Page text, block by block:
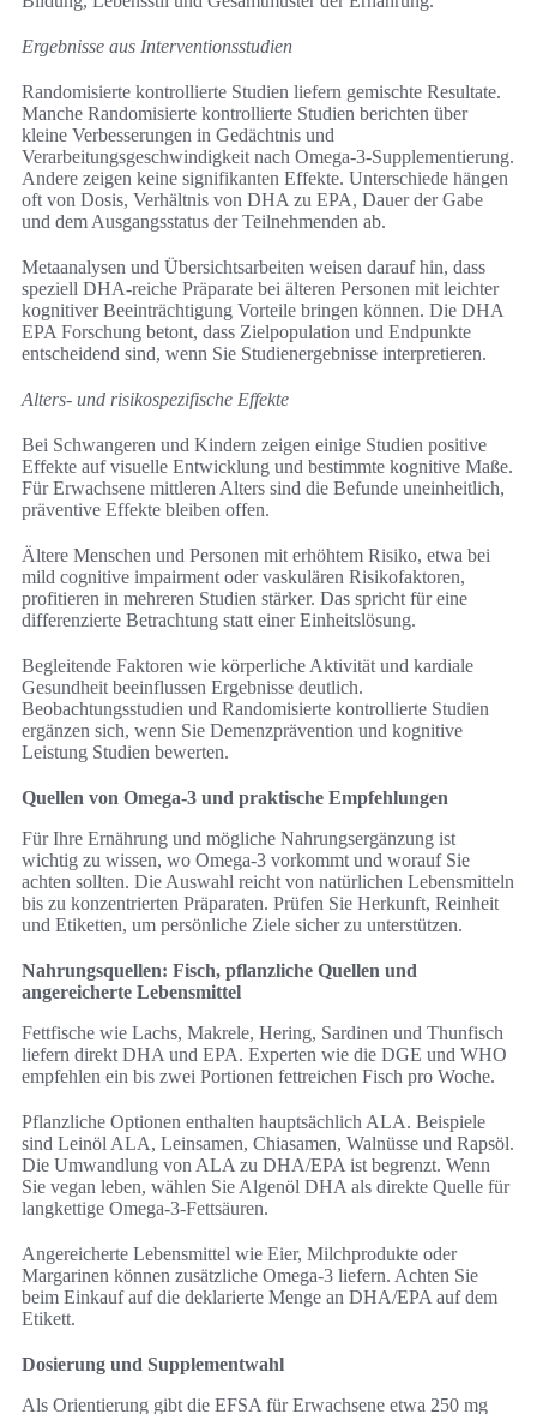
Ergebnisse aus Interventionsstudien
Randomisierte kontrollierte Studien liefern gemischte Resultate.
Manche Randomisierte kontrollierte Studien berichten über
kleine Verbesserungen in Gedächtnis und
Verarbeitungsgeschwindigkeit nach Omega-3-Supplementierung.
Andere zeigen keine signifikanten Effekte. Unterschiede hängen
oft von Dosis, Verhältnis von DHA zu EPA, Dauer der Gabe
und dem Ausgangsstatus der Teilnehmenden ab.
Metaanalysen und Übersichtsarbeiten weisen darauf hin, dass
speziell DHA-reiche Präparate bei älteren Personen mit leichter
kognitiver Beeinträchtigung Vorteile bringen können. Die DHA
EPA Forschung betont, dass Zielpopulation und Endpunkte
entscheidend sind, wenn Sie Studienergebnisse interpretieren.
Alters- und risikospezifische Effekte
Bei Schwangeren und Kindern zeigen einige Studien positive
Effekte auf visuelle Entwicklung und bestimmte kognitive Maße.
Für Erwachsene mittleren Alters sind die Befunde uneinheitlich,
präventive Effekte bleiben offen.
Ältere Menschen und Personen mit erhöhtem Risiko, etwa bei
mild cognitive impairment oder vaskulären Risikofaktoren,
profitieren in mehreren Studien stärker. Das spricht für eine
differenzierte Betrachtung statt einer Einheitslösung.
Begleitende Faktoren wie körperliche Aktivität und kardiale
Gesundheit beeinflussen Ergebnisse deutlich.
Beobachtungsstudien und Randomisierte kontrollierte Studien
ergänzen sich, wenn Sie Demenzprävention und kognitive
Leistung Studien bewerten.
Quellen von Omega-3 und praktische Empfehlungen
Für Ihre Ernährung und mögliche Nahrungsergänzung ist
wichtig zu wissen, wo Omega-3 vorkommt und worauf Sie
achten sollten. Die Auswahl reicht von natürlichen Lebensmitteln
bis zu konzentrierten Präparaten. Prüfen Sie Herkunft, Reinheit
und Etiketten, um persönliche Ziele sicher zu unterstützen.
Nahrungsquellen: Fisch, pflanzliche Quellen und
angereicherte Lebensmittel
Fettfische wie Lachs, Makrele, Hering, Sardinen und Thunfisch
liefern direkt DHA und EPA. Experten wie die DGE und WHO
empfehlen ein bis zwei Portionen fettreichen Fisch pro Woche.
Pflanzliche Optionen enthalten hauptsächlich ALA. Beispiele
sind Leinöl ALA, Leinsamen, Chiasamen, Walnüsse und Rapsöl.
Die Umwandlung von ALA zu DHA/EPA ist begrenzt. Wenn
Sie vegan leben, wählen Sie Algenöl DHA als direkte Quelle für
langkettige Omega-3-Fettsäuren.
Angereicherte Lebensmittel wie Eier, Milchprodukte oder
Margarinen können zusätzliche Omega-3 liefern. Achten Sie
beim Einkauf auf die deklarierte Menge an DHA/EPA auf dem
Etikett.
Dosierung und Supplementwahl
Als Orientierung gibt die EFSA für Erwachsene etwa 250 mg